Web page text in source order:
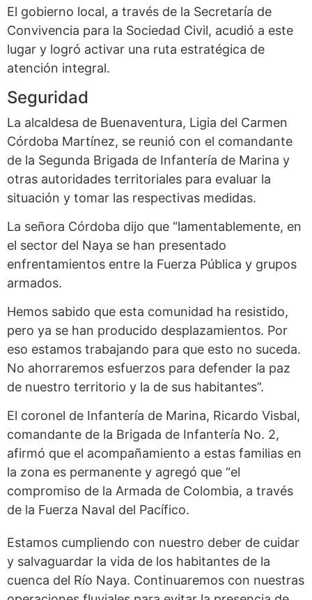
El gobierno local, a través de la Secretaría de
Convivencia para la Sociedad Civil, acudió a este
lugar y logró activar una ruta estratégica de
atención integral.
Seguridad
La alcaldesa de Buenaventura, Ligia del Carmen
Córdoba Martínez, se reunió con el comandante
de la Segunda Brigada de Infantería de Marina y
otras autoridades territoriales para evaluar la
situación y tomar las respectivas medidas.
La señora Córdoba dijo que “lamentablemente, en
el sector del Naya se han presentado
enfrentamientos entre la Fuerza Pública y grupos
armados.
Hemos sabido que esta comunidad ha resistido,
pero ya se han producido desplazamientos. Por
eso estamos trabajando para que esto no suceda.
No ahorraremos esfuerzos para defender la paz
de nuestro territorio y la de sus habitantes”.
El coronel de Infantería de Marina, Ricardo Visbal,
comandante de la Brigada de Infantería No. 2,
afirmó que el acompañamiento a estas familias en
la zona es permanente y agregó que “el
compromiso de la Armada de Colombia, a través
de la Fuerza Naval del Pacífico.
Estamos cumpliendo con nuestro deber de cuidar
y salvaguardar la vida de los habitantes de la
cuenca del Río Naya. Continuaremos con nuestras